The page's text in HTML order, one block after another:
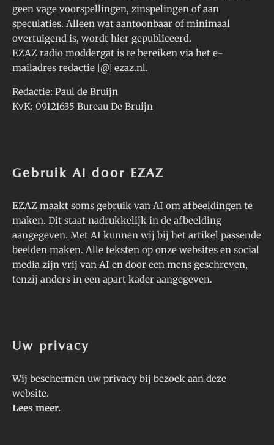
geen vage voorspellingen, zinspelingen of aan
speculaties. Alleen wat aantoonbaar of minimaal
overtuigend is, wordt hier gepubliceerd.
EZAZ radio moddergat is te bereiken via het e-
mailadres redactie [@] ezaz.nl.
Redactie: Paul de Bruijn
KvK: 09121635 Bureau De Bruijn
Gebruik AI door EZAZ
EZAZ maakt soms gebruik van AI om afbeeldingen te
maken. Dit staat nadrukkelijk in de afbeelding
aangegeven. Met AI kunnen wij bij het artikel passende
beelden maken. Alle teksten op onze websites en social
media zijn vrij van AI en door een mens geschreven,
tenzij anders in een apart kader aangegeven.
Uw privacy
Wij beschermen uw privacy bij bezoek aan deze
website.
Lees meer.